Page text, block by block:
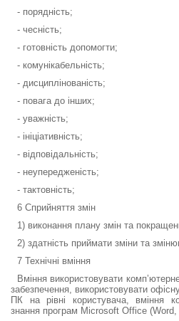
- порядність;
- чесність;
- готовність допомогти;
- комунікабельність;
- дисциплінованість;
- повага до інших;
- уважність;
- ініціативність;
- відповідальність;
- неупередженість;
- тактовність;
6 Сприйняття змін
1) виконання плану змін та
2) здатність приймати зміни та
7 Технічні вміння
Вміння використовувати
забезпечення, використовувати
ПК на рівні користувача, вміння
знання програм Microsoft Office